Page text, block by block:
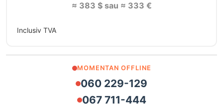
≈ 383 $ sau ≈ 333 €
Inclusiv TVA
MOMENTAN OFFLINE
060 229-129
067 711-444